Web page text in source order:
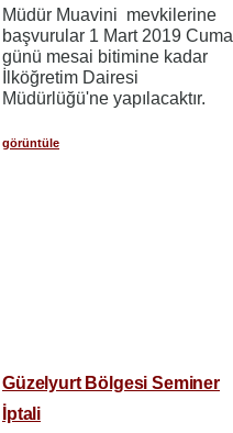
Müdür Muavini mevkilerine
başvurular 1 Mart 2019 Cuma
günü mesai bitimine kadar
İlköğretim Dairesi
Müdürlüğü'ne yapılacaktır.
görüntüle
Güzelyurt Bölgesi Seminer
İptali